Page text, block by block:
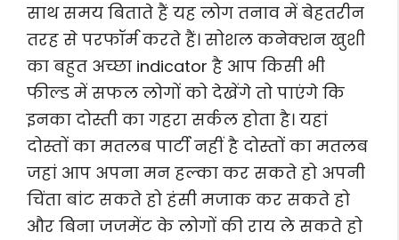
साथ समय बिताते हैं यह लोग तनाव में बेहतरीन
तरह से परफॉर्म करते हैं। सोशल कनेक्शन खुशी
का बहुत अच्छा indicator है आप किसी भी
फील्ड में सफल लोगों को देखेंगे तो पाएंगे कि
इनका दोस्ती का गहरा सर्कल होता है। यहां
दोस्तों का मतलब पार्टी नहीं है दोस्तों का मतलब
जहां आप अपना मन हल्का कर सकते हो अपनी
चिंता बांट सकते हो हंसी मजाक कर सकते हो
और बिना जजमेंट के लोगों की राय ले सकते हो